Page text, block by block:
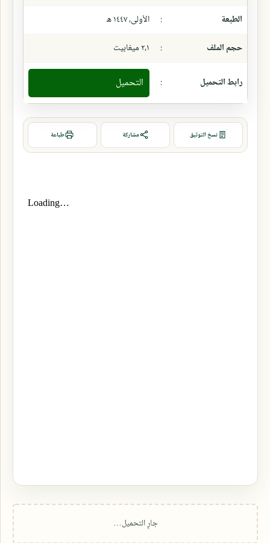
الطبعة
:
الأولى، ١٤٤٧ ھ
حجم الملف
: ٢،١ ميغابيت
رابط التحميل : التحميل
نسخ التوثيق مشاركة طباعة